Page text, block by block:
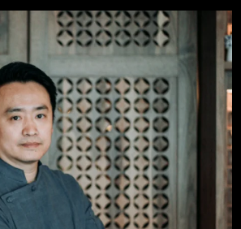
a
n
J
i
H
a
n
G
r